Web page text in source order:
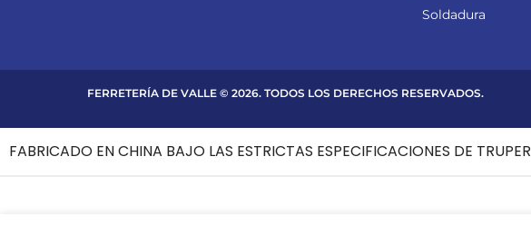
Soldadura
FERRETERÍA DE VALLE © 2026. TODOS LOS DERECHOS RESERVADOS.
FABRICADO EN CHINA BAJO LAS ESTRICTAS ESPECIFICACIONES DE TRUPER